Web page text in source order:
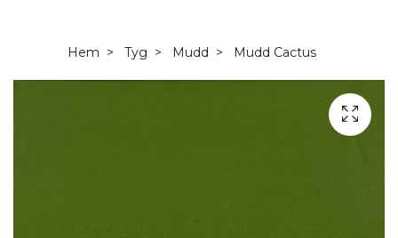
Hem Tyg Mudd Mudd Cactus